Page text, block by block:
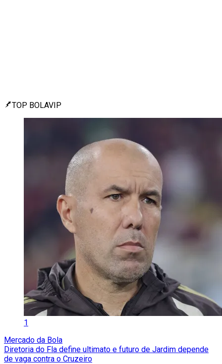
TOP BOLAVIP
1
Mercado da Bola
Diretoria do Fla define ultimato e futuro de Jardim depende
de vaga contra o Cruzeiro